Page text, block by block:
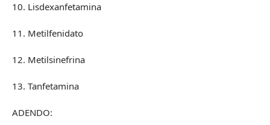
10. Lisdexanfetamina
11. Metilfenidato
12. Metilsinefrina
13. Tanfetamina
ADENDO: